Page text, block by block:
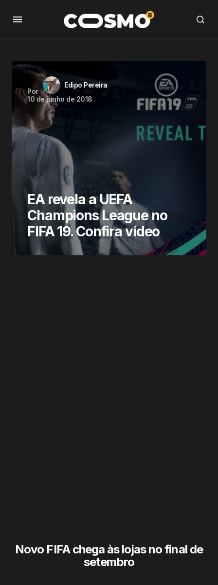
Por
Edipo Pereira
10 de junho de 2018
EA revela a UEFA
Champions League no
FIFA 19. Confira vídeo
Novo FIFA chega às lojas no final de
setembro